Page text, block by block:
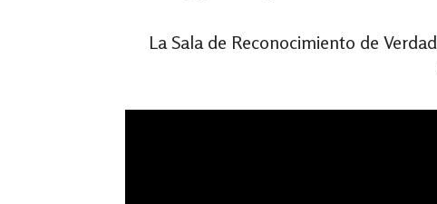
La Sala de Reconocimiento de